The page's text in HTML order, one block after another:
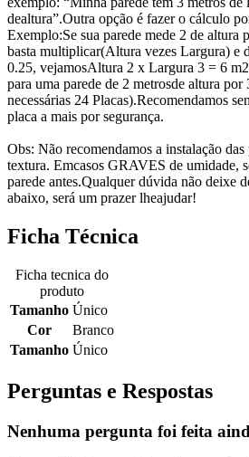
dealtura”.Outra opção é fazer o cálculo
Exemplo:Se sua parede mede 2 de altura
basta multiplicar(Altura vezes Largura) e
0.25, vejamosAltura 2 x Largura 3 = 6
para uma parede de 2 metrosde altura por
necessárias 24 Placas).Recomendamos
placa a mais por segurança.
Obs: Não recomendamos a instalação das
textura. Emcasos GRAVES de umidade,
parede antes.Qualquer dúvida não deixe
abaixo, será um prazer lheajudar!
Ficha Técnica
Ficha tecnica do
produto
Tamanho Único
Cor
Branco
Tamanho Único
Perguntas e Respostas
Nenhuma pergunta foi feita